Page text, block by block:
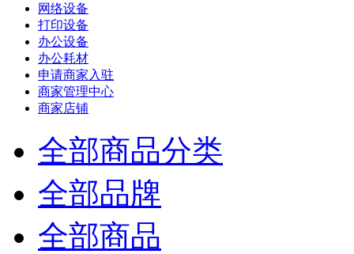
网络设备
打印设备
办公设备
办公耗材
申请商家入驻
商家管理中心
商家店铺
全部商品分类
全部品牌
全部商品